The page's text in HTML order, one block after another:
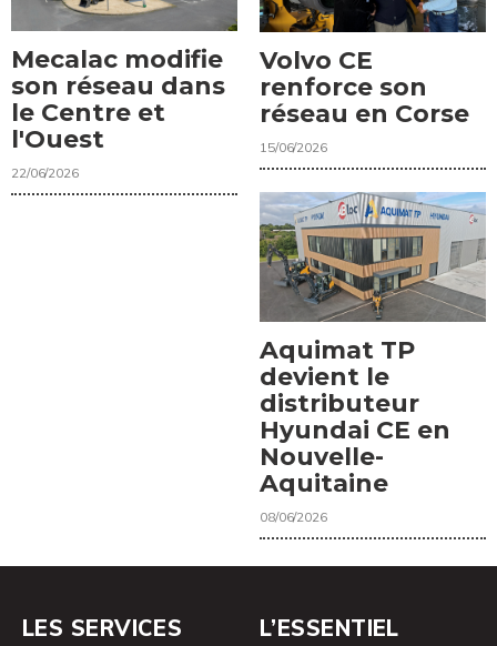
Mecalac modifie
son réseau dans
le Centre et
l'Ouest
22/06/2026
Volvo CE
renforce son
réseau en Corse
15/06/2026
Aquimat TP
devient le
distributeur
Hyundai CE en
Nouvelle-
Aquitaine
08/06/2026
LES SERVICES L’ESSENTIEL